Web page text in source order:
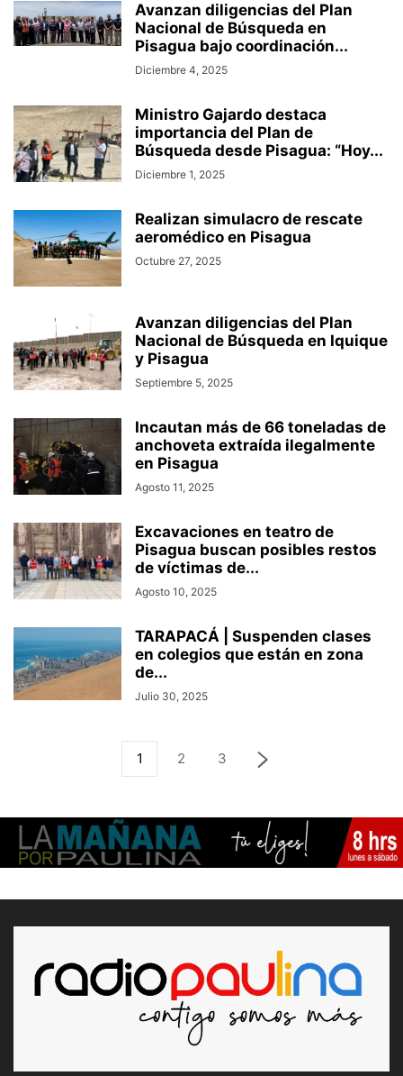
Avanzan diligencias del Plan
Nacional de Búsqueda en
Pisagua bajo coordinación...
Diciembre 4, 2025
Ministro Gajardo destaca
importancia del Plan de
Búsqueda desde Pisagua: “Hoy...
Diciembre 1, 2025
Realizan simulacro de rescate
aeromédico en Pisagua
Octubre 27, 2025
Avanzan diligencias del Plan
Nacional de Búsqueda en Iquique
y Pisagua
Septiembre 5, 2025
Incautan más de 66 toneladas de
anchoveta extraída ilegalmente
en Pisagua
Agosto 11, 2025
Excavaciones en teatro de
Pisagua buscan posibles restos
de víctimas de...
Agosto 10, 2025
TARAPACÁ | Suspenden clases
en colegios que están en zona
de...
Julio 30, 2025
1 2 3